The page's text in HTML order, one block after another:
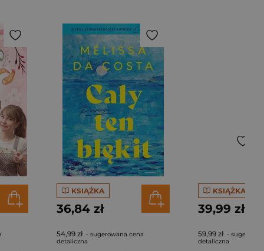
KSIĄŻKA
36,84 zł
54,99 zł - sugerowana cena
detaliczna
KSIĄŻKA
39,99 zł
59,99 zł -
detaliczna